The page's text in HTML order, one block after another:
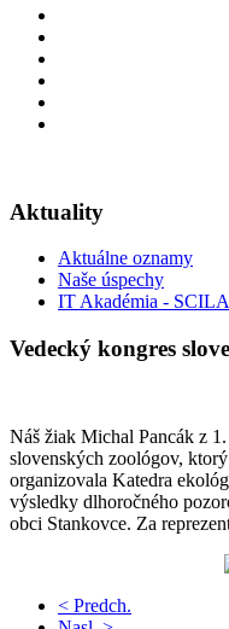
Aktuality
Aktuálne oznamy
Naše úspechy
IT Akadémia -
Vedecký kongres
Náš žiak Michal Pancák z
slovenských zoológov,
organizovala Katedra
výsledky dlhoročného
obci Stankovce. Za
< Predch.